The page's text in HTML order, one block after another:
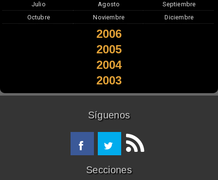
Julio
Agosto
Septiembre
Octubre
Noviembre Diciembre
2006
2005
2004
2003
Síguenos
Secciones